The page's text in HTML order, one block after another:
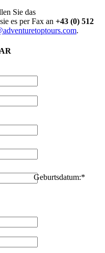
Sie das
es per Fax an +43 (0) 512
.
Geburtsdatum:*